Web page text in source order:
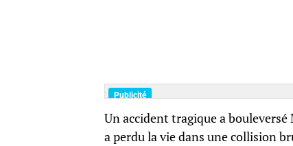
Un accident tragique a bouleversé
a perdu la vie dans une collision